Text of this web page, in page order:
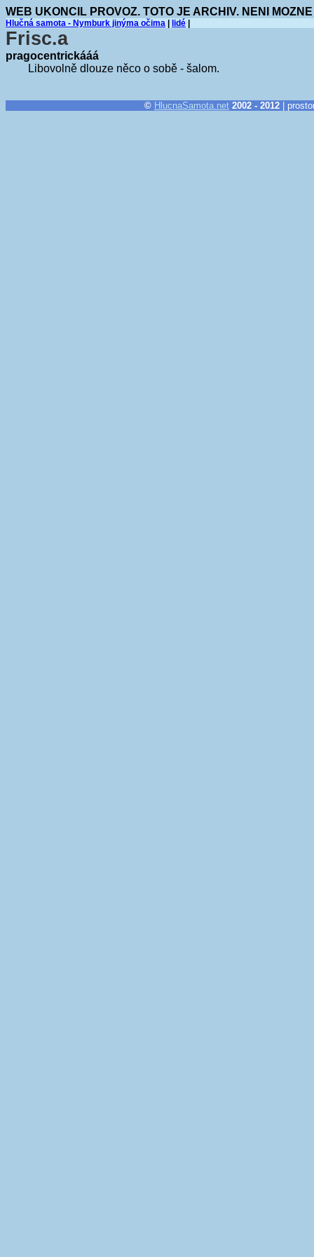
WEB UKONCIL PROVOZ. TOTO JE ARCHIV. NENI
Hlučná samota - Nymburk jinýma očima lidé
Frisc.a
pragocentrickááá
Libovolně dlouze něco o sobě - šalom.
© HlucnaSamota.net 2002 - 2012 |